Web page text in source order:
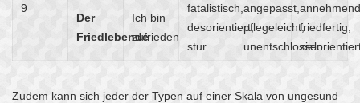
9
Der
Friedlebende
Ich bin
zufrieden
fatalistisch,
desorientiert,
stur
angepasst,
pflegeleicht,
unentschlossen
friedfertig,
Zudem kann sich jeder der Typen auf einer Skala von ungesund